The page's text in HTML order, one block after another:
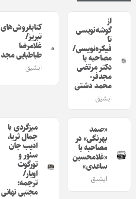
از
گوشه‌نویسی
تا
فیکره‌نویسی/
مصاحبه با
دکتر مرتضی
مجدفر-
محمد دشتی
ایشیق
کتابفروش‌های
تبریز/
غلامرضا
طباطبایی مجد
ایشیق
«صمد
بهرنگی» در
مصاحبه با
«غلامحسین
ساعدی»
ایشیق
میزگردی با
جمال ثریا،
ادیب جان
سئور و
تورگوت
اویار/
ترجمه:
مجتبی نهانی